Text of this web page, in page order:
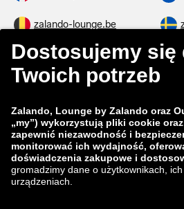
zalando-lounge.be
zalando-lounge.fi
zalando-lounge.co.uk
zalando-prive.es
zalando-lounge.lt
zalando-lounge.ro